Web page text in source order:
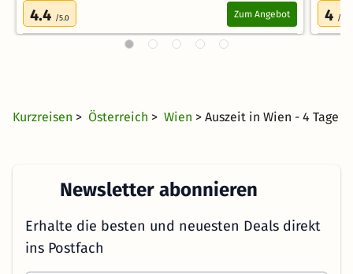
4.4 /5.0 Zum Angebot 4 /5.0
Kurzreisen > Österreich > Wien > Auszeit in Wien - 4 Tage
Newsletter abonnieren
Erhalte die besten und neuesten Deals direkt
ins Postfach